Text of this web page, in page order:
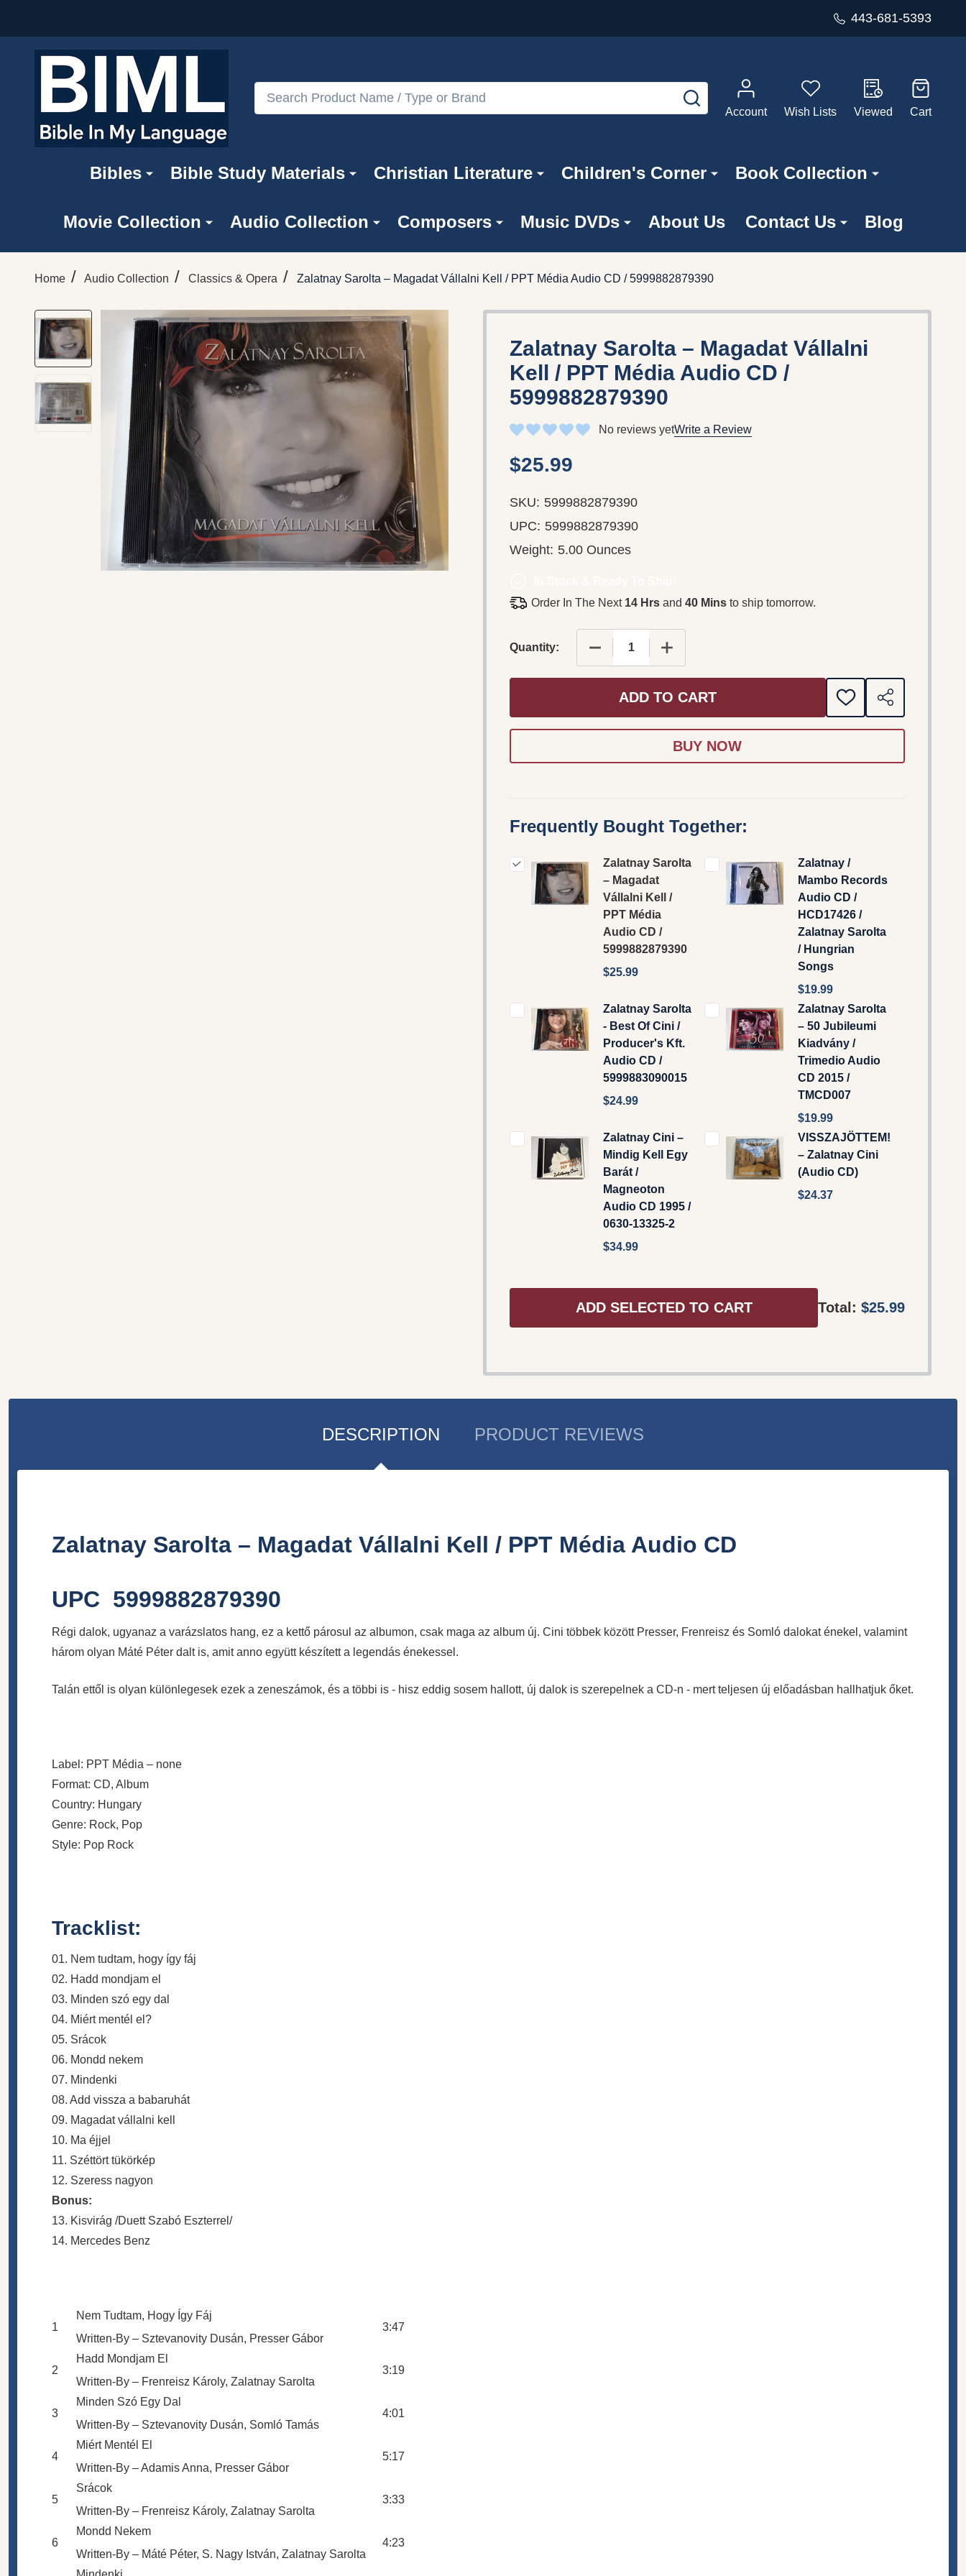
443-681-5393
Search
SEARCH
Account
Wish Lists Viewed Cart
Bibles Bible Study Materials Christian Literature Children's Corner Book Collection
Movie Collection Audio Collection Composers Music DVDs About Us Contact Us Blog
Home / Audio Collection / Classics & Opera / Zalatnay Sarolta ‎– Magadat Vállalni Kell / PPT Média ‎Audio CD / 5999882879390
Zalatnay Sarolta ‎– Magadat Vállalni
Kell / PPT Média ‎Audio CD /
5999882879390
No reviews yetWrite a Review
$25.99
SKU: 5999882879390
UPC: 5999882879390
Weight: 5.00 Ounces
Order In The Next 14 Hrs and 40 Mins to ship tomorrow.
Quantity: DECREASE QUANTITY OF ZALATNAY SAROLTA ‎– MAGADAT
INCREASE QUANTITY OF ZALATNAY SAROLTA ‎–
ADD TO CART
ADD
TO
SHARE
Frequently Bought Together:
Zalatnay Sarolta
‎– Magadat
Vállalni Kell /
PPT Média
‎Audio CD /
5999882879390
$25.99
Zalatnay /
Mambo Records
‎Audio CD /
HCD17426 /
Zalatnay Sarolta
/ Hungrian
Songs
$19.99
Zalatnay Sarolta
- Best Of Cini /
Producer's Kft.
‎Audio CD /
5999883090015
$24.99
Zalatnay Sarolta
‎– 50 Jubileumi
Kiadvány /
Trimedio ‎Audio
CD 2015 /
TMCD007
$19.99
Zalatnay Cini –
Mindig Kell Egy
Barát /
Magneoton
Audio CD 1995 /
0630-13325-2
$34.99
VISSZAJÖTTEM!
– Zalatnay Cini
(Audio CD)
$24.37
ADD SELECTED TO CART Total: $25.99
DESCRIPTION PRODUCT REVIEWS
Zalatnay Sarolta ‎– Magadat Vállalni Kell / PPT Média ‎Audio CD
UPC 5999882879390
Régi dalok, ugyanaz a varázslatos hang, ez a kettő párosul az albumon, csak maga az album új. Cini többek között Presser, Frenreisz és Somló dalokat énekel, valamint
három olyan Máté Péter dalt is, amit anno együtt készített a legendás énekessel.
Talán ettől is olyan különlegesek ezek a zeneszámok, és a többi is - hisz eddig sosem hallott, új dalok is szerepelnek a CD-n - mert teljesen új előadásban hallhatjuk őket.
Label: PPT Média ‎– none
Format: CD, Album
Country: Hungary
Genre: Rock, Pop
Style: Pop Rock
Tracklist:
01. Nem tudtam, hogy így fáj
02. Hadd mondjam el
03. Minden szó egy dal
04. Miért mentél el?
05. Srácok
06. Mondd nekem
07. Mindenki
08. Add vissza a babaruhát
09. Magadat vállalni kell
10. Ma éjjel
11. Széttört tükörkép
12. Szeress nagyon
Bonus:
13. Kisvirág /Duett Szabó Eszterrel/
14. Mercedes Benz
1
Nem Tudtam, Hogy Így Fáj
Written-By – Sztevanovity Dusán, Presser Gábor
3:47
2
Hadd Mondjam El
Written-By – Frenreisz Károly, Zalatnay Sarolta
3:19
3
Minden Szó Egy Dal
Written-By – Sztevanovity Dusán, Somló Tamás
4:01
4
Miért Mentél El
Written-By – Adamis Anna, Presser Gábor
5:17
5
Srácok
Written-By – Frenreisz Károly, Zalatnay Sarolta
3:33
6
Mondd Nekem
Written-By – Máté Péter, S. Nagy István, Zalatnay Sarolta
4:23